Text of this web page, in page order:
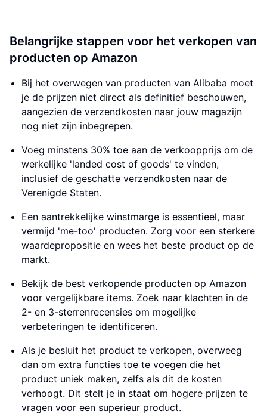
Belangrijke stappen voor het verkopen van
producten op Amazon
Bij het overwegen van producten van Alibaba moet
je de prijzen niet direct als definitief beschouwen,
aangezien de verzendkosten naar jouw magazijn
nog niet zijn inbegrepen.
Voeg minstens 30% toe aan de verkoopprijs om de
werkelijke 'landed cost of goods' te vinden,
inclusief de geschatte verzendkosten naar de
Verenigde Staten.
Een aantrekkelijke winstmarge is essentieel, maar
vermijd 'me-too' producten. Zorg voor een sterkere
waardepropositie en wees het beste product op de
markt.
Bekijk de best verkopende producten op Amazon
voor vergelijkbare items. Zoek naar klachten in de
2- en 3-sterrenrecensies om mogelijke
verbeteringen te identificeren.
Als je besluit het product te verkopen, overweeg
dan om extra functies toe te voegen die het
product uniek maken, zelfs als dit de kosten
verhoogt. Dit stelt je in staat om hogere prijzen te
vragen voor een superieur product.